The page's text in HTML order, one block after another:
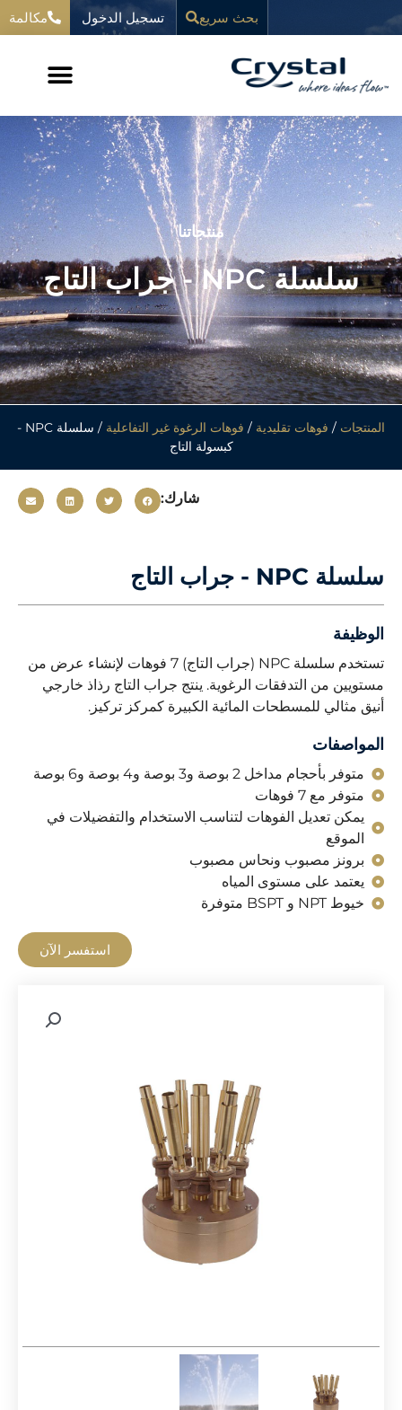
المحتوى
إلى
بحث سريع تسجيل الدخول مكالمة
منتجاتنا
سلسلة NPC - جراب التاج
المنتجات / فوهات تقليدية / فوهات الرغوة غير التفاعلية
/ سلسلة NPC -
كبسولة التاج
شارك:
سلسلة NPC - جراب التاج
الوظيفة
تستخدم سلسلة NPC (جراب التاج) 7 فوهات لإنشاء عرض من
مستويين من التدفقات الرغوية. ينتج جراب التاج رذاذ خارجي
أنيق مثالي للمسطحات المائية الكبيرة كمركز تركيز.
المواصفات
متوفر بأحجام مداخل 2 بوصة و3 بوصة و4 بوصة و6 بوصة
متوفر مع 7 فوهات
يمكن تعديل الفوهات لتناسب الاستخدام والتفضيلات في
الموقع
برونز مصبوب ونحاس مصبوب
يعتمد على مستوى المياه
خيوط NPT و BSPT متوفرة
استفسر الآن